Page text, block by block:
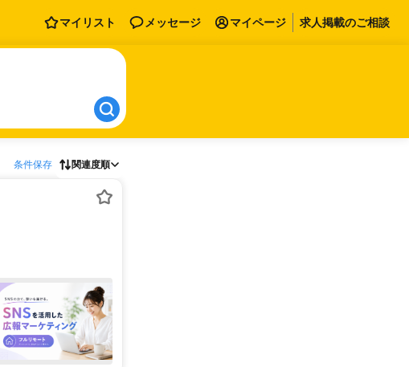
マイリスト メッセージ マイページ 求人掲載のご相談
条件保存 関連度順